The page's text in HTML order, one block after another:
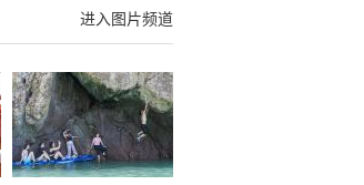
进入图片频道